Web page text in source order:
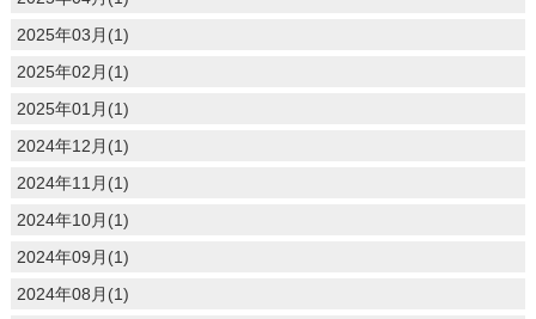
2025年03月(1)
2025年02月(1)
2025年01月(1)
2024年12月(1)
2024年11月(1)
2024年10月(1)
2024年09月(1)
2024年08月(1)